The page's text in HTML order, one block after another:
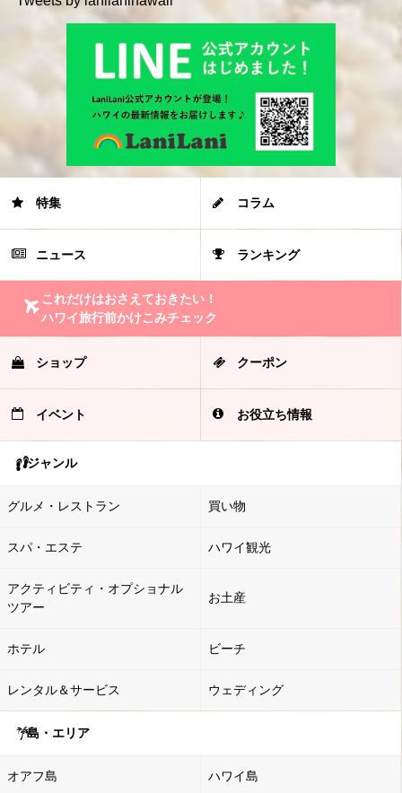
特集 コラム
ニュース ランキング
これだけはおさえておきたい！
ハワイ旅行前かけこみチェック
ショップ クーポン
イベント お役立ち情報
ジャンル
グルメ・レストラン 買い物
スパ・エステ ハワイ観光
アクティビティ・オプショナル
ツアー
お土産
ホテル ビーチ
レンタル＆サービス ウェディング
島・エリア
オアフ島 ハワイ島